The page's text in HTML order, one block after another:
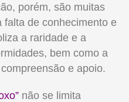
porém, são muitas
de conhecimento e
a raridade e a
bem como a
e apoio.
não se limita